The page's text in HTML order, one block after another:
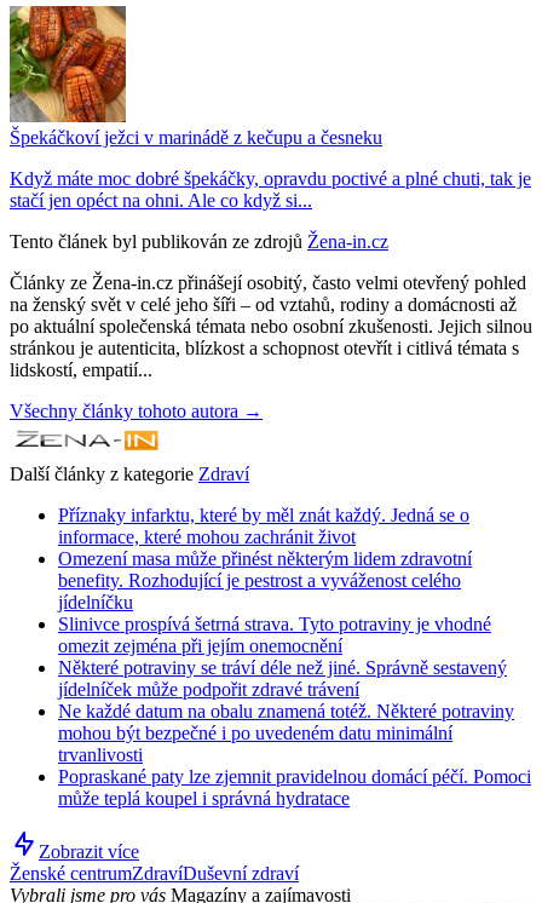
Špekáčkoví ježci v marinádě z kečupu a česneku
Když máte moc dobré špekáčky, opravdu poctivé a plné chuti, tak je
stačí jen opéct na ohni. Ale co když si...
Tento článek byl publikován ze zdrojů Žena-in.cz
Články ze Žena-in.cz přinášejí osobitý, často velmi otevřený pohled
na ženský svět v celé jeho šíři – od vztahů, rodiny a domácnosti až
po aktuální společenská témata nebo osobní zkušenosti. Jejich silnou
stránkou je autenticita, blízkost a schopnost otevřít i citlivá témata s
lidskostí, empatií...
Všechny články tohoto autora →
Další články z kategorie Zdraví
Příznaky infarktu, které by měl znát každý. Jedná se o
informace, které mohou zachránit život
Omezení masa může přinést některým lidem zdravotní
benefity. Rozhodující je pestrost a vyváženost celého
jídelníčku
Slinivce prospívá šetrná strava. Tyto potraviny je vhodné
omezit zejména při jejím onemocnění
Některé potraviny se tráví déle než jiné. Správně sestavený
jídelníček může podpořit zdravé trávení
Ne každé datum na obalu znamená totéž. Některé potraviny
mohou být bezpečné i po uvedeném datu minimální
trvanlivosti
Popraskané paty lze zjemnit pravidelnou domácí péčí. Pomoci
může teplá koupel i správná hydratace
Zobrazit více
Ženské centrumZdravíDuševní zdraví
Vybrali jsme pro vás Magazíny a zajímavosti